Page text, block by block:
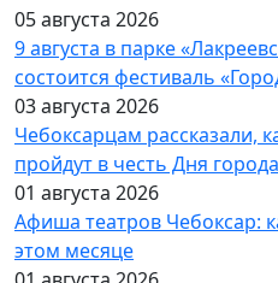
05 августа 2026
9 августа в парке
состоится фестиваль
03 августа 2026
Чебоксарцам рассказали,
пройдут в честь Дня города
01 августа 2026
Афиша театров Чебоксар:
этом месяце